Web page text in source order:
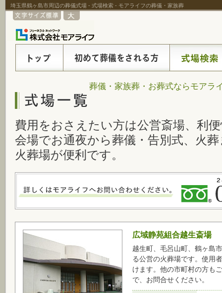
埼玉県鶴ヶ島市周辺の葬儀式場 - 式場検索 - モアライフの葬儀・家族葬
葬儀・家族葬・お葬式ならモアラ
費用をおさえたい方は公営斎場、利
会場でお通夜から葬儀・告別式、火
火葬場が便利です。
広域静苑組合越生斎場
越生町、毛呂山町、鶴ヶ島
る公営の火葬場です。使用
けます。他の市町村の方も
で、お問合せください。